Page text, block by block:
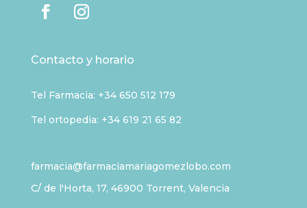
Contacto y horario
Tel Farmacia: +34 650 512 179
Tel ortopedia: +34 619 21 65 82
farmacia@farmaciamariagomezlobo.com
C/ de l'Horta, 17, 46900 Torrent, Valencia